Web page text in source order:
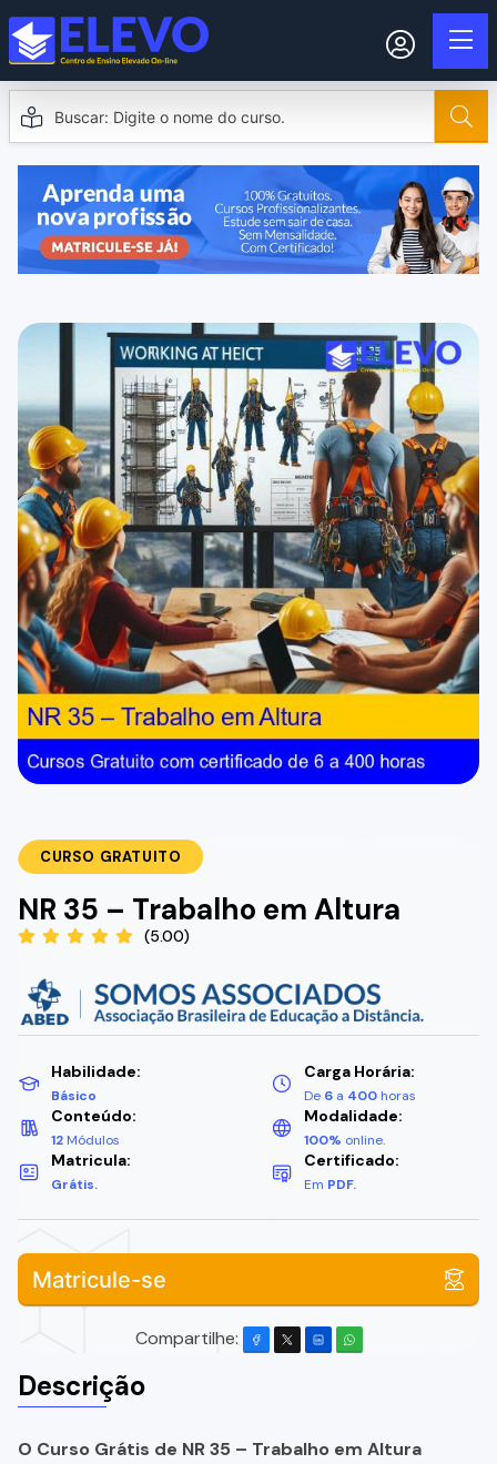
CURSO GRATUITO
NR 35 – Trabalho em Altura
(5.00)
Habilidade:
Básico
Carga Horária:
De 6 a 400 horas
Conteúdo:
12 Módulos
Modalidade:
100% online.
Matricula:
Grátis.
Certificado:
Em PDF.
Matricule-se
Compartilhe:
Descrição
O Curso Grátis de NR 35 – Trabalho em Altura